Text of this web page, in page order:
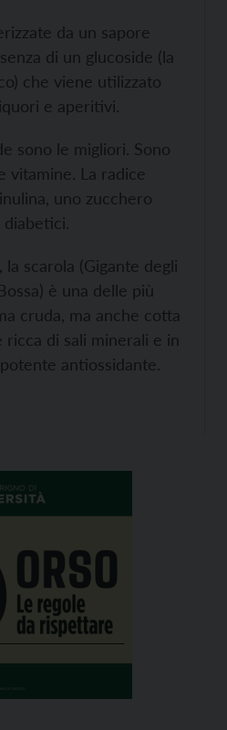
da un sapore
di un glucoside (la
che viene utilizzato
e aperitivi.
sono le migliori. Sono
vitamine. La radice
uno zucchero
scarola (Gigante degli
è una delle più
cruda, ma anche cotta
ricca di sali minerali e in
antiossidante.